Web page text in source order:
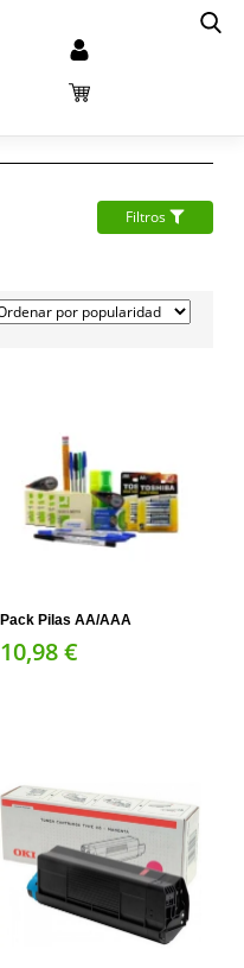
Filtros
Pack Pilas AA/AAA
10,98€